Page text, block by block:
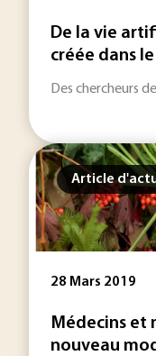
De la vie
créée dans le
Des chercheurs
Article
28 Mars 2019
Médecins et
nouveau